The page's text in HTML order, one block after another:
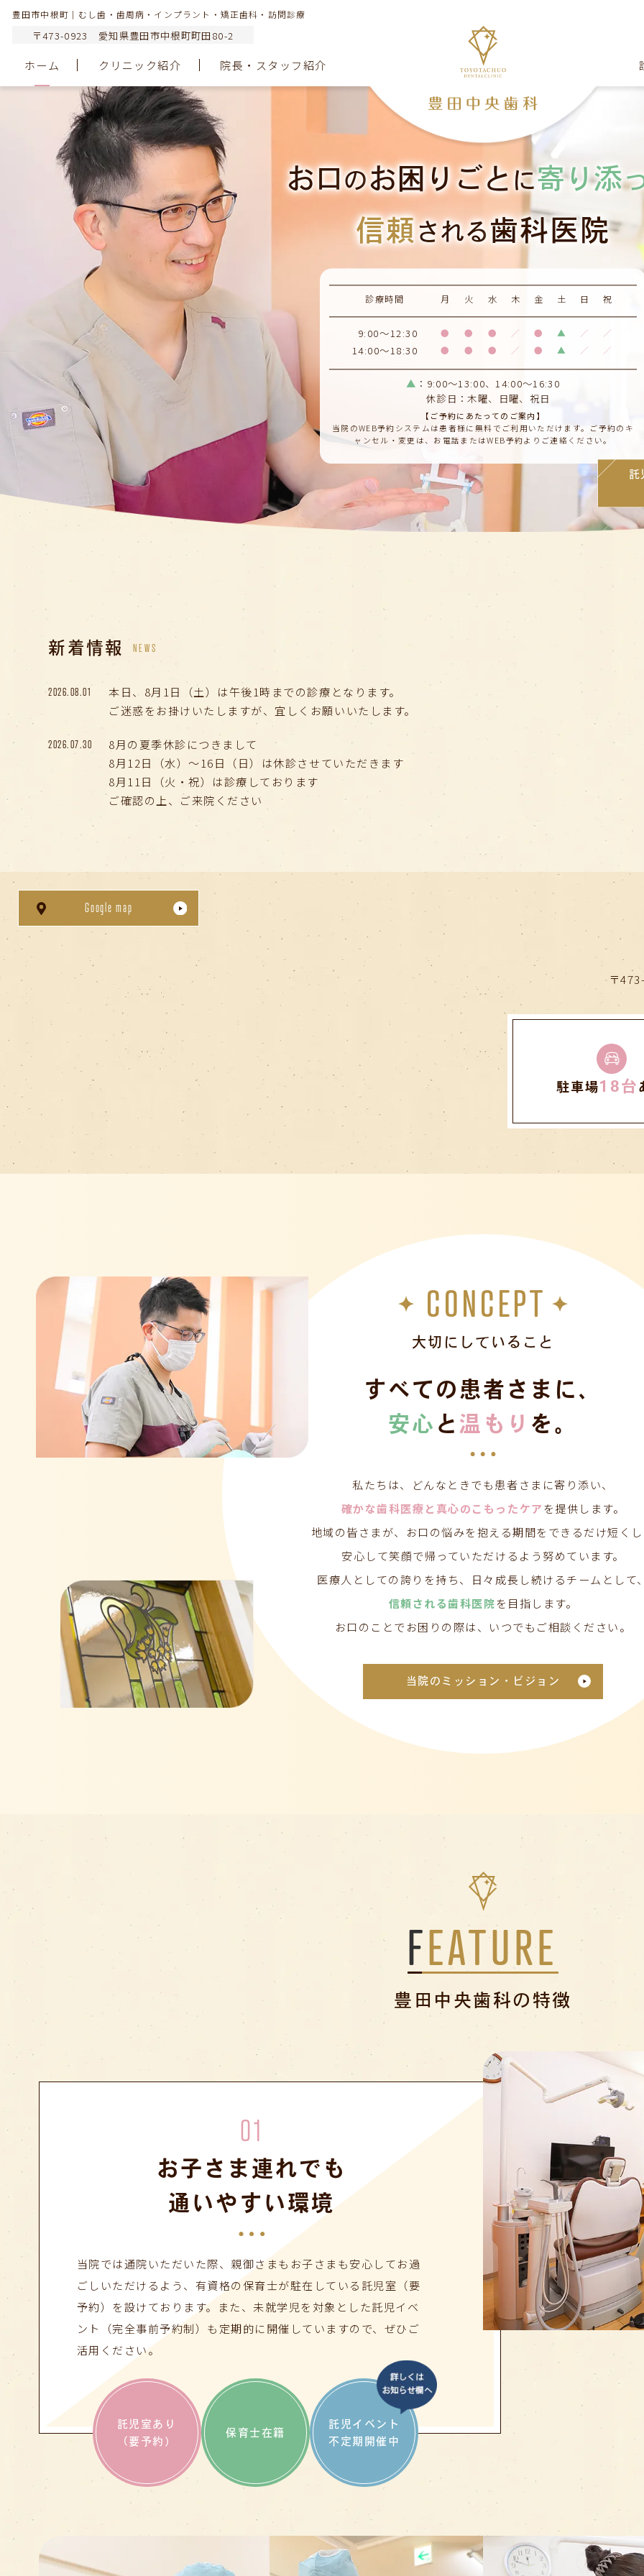
豊田市中根町｜むし歯・歯周病・インプラント・矯正歯科・訪問診療
〒473-0923 愛知県豊田市中根町町田80-2
ホーム クリニック紹介 院長・スタッフ紹介
お口のお困りごとに寄り添
信頼 される歯科医院
診療時間 月 火 水 木 金 土 日 祝
9:00～12:30 ● ● ● ／ ● ▲ ／ ／
14:00～18:30 ● ● ● ／ ● ▲ ／ ／
▲ ：9:00～13:00、14:00〜16:30
休診日：木曜、日曜、祝日
【ご予約にあたってのご案内】
当院のWEB予約システムは患者様に無料でご利用いただけます。ご予約のキ
ャンセル・変更は、お電話またはWEB予約よりご連絡ください。
託
新着情報 NEWS
2026.08.01
本日、8月1日（土）は午後1時までの診療となります。
ご迷惑をお掛けいたしますが、宜しくお願いいたします。
2026.07.30
8月の夏季休診につきまして
8月12日（水）〜16日（日）は休診させていただきます
8月11日（火・祝）は診療しております
ご確認の上、ご来院ください
2026.04.26 👶 学校・園での 歯科健診
の時期です 👦
健診結果をふまえた、ご相談や受診を随時受け付けております
とくに、5〜7歳での永久歯の生え変わりが始まる時期での受診はとても大切です
お子様の将来の歯並びの予想や、お子様に合った歯のケアをご提案できます
お気軽にご相談ください
2026.04.26
2026年GWの休診日のご案内
4月29日（水）〜30日（木）、5月3日（日）〜7日（木）
痛みやお口の不具合でお困りの方は、早めにご相談ください
年末年始の休診のお知らせ
12月29日（月）〜1月4日（日）とさせていただきます
お休み期間中の歯のお痛みやお困りごとにつきましては、誠に恐れ入れいますが、豊田地域医療セ
⁡施設：豊田地域医療センター
時間：10:00-15:00 受付は30分前まで
12月29日〜1月3日
Google map
〒
駐車場18台
CONCEPT
大切にしていること
すべての患者さまに、
安心 と 温もり を。
私たちは、どんなときでも患者さまに寄り添い、
確かな歯科医療と真心のこもったケアを提供します。
地域の皆さまが、お口の悩みを抱える期間をできるだけ短く
安心して笑顔で帰っていただけるよう努めています。
医療人としての誇りを持ち、日々成長し続けるチームとして
信頼される歯科医院を目指します。
お口のことでお困りの際は、いつでもご相談ください。
当院のミッション・ビジョン
FEATURE
豊田中央歯科の特徴
01
お子さま連れでも
通いやすい環境
当院では通院いただいた際、親御さまもお子さまも安心してお過
ごしいただけるよう、有資格の保育士が駐在している託児室（要
予約）を設けております。また、未就学児を対象とした託児イベ
ント（完全事前予約制）も定期的に開催していますので、ぜひご
活用ください。
託児室あり
（要予約）
保育士在籍
託児イベント
不定期開催中